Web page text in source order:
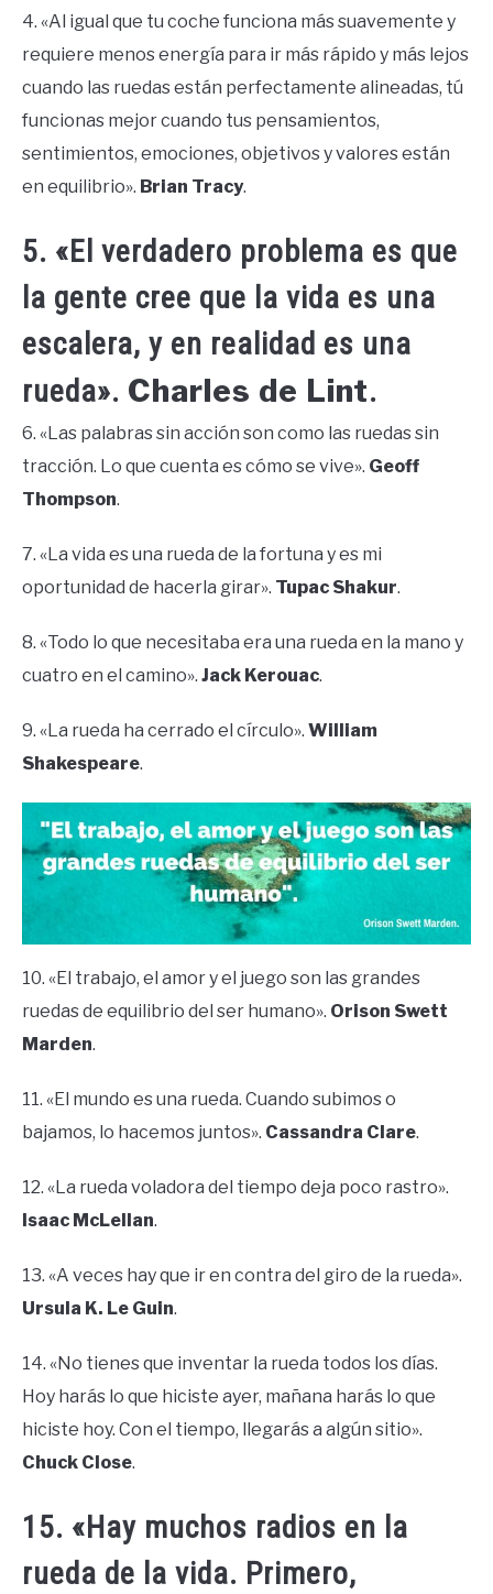
4. «Al igual que tu coche funciona más suavemente y
requiere menos energía para ir más rápido y más lejos
cuando las ruedas están perfectamente alineadas, tú
funcionas mejor cuando tus pensamientos,
sentimientos, emociones, objetivos y valores están
en equilibrio». Brian Tracy.
5. «El verdadero problema es que
la gente cree que la vida es una
escalera, y en realidad es una
rueda». Charles de Lint.
6. «Las palabras sin acción son como las ruedas sin
tracción. Lo que cuenta es cómo se vive». Geoff
Thompson.
7. «La vida es una rueda de la fortuna y es mi
oportunidad de hacerla girar». Tupac Shakur.
8. «Todo lo que necesitaba era una rueda en la mano y
cuatro en el camino». Jack Kerouac.
9. «La rueda ha cerrado el círculo». William
Shakespeare.
10. «El trabajo, el amor y el juego son las grandes
ruedas de equilibrio del ser humano». Orison Swett
Marden.
11. «El mundo es una rueda. Cuando subimos o
bajamos, lo hacemos juntos». Cassandra Clare.
12. «La rueda voladora del tiempo deja poco rastro».
Isaac McLellan.
13. «A veces hay que ir en contra del giro de la rueda».
Ursula K. Le Guin.
14. «No tienes que inventar la rueda todos los días.
Hoy harás lo que hiciste ayer, mañana harás lo que
hiciste hoy. Con el tiempo, llegarás a algún sitio».
Chuck Close.
15. «Hay muchos radios en la
rueda de la vida. Primero,